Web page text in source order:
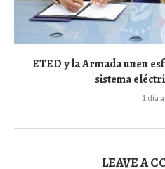
ETED y la Armada unen
sistema
1 día
LEAVE A